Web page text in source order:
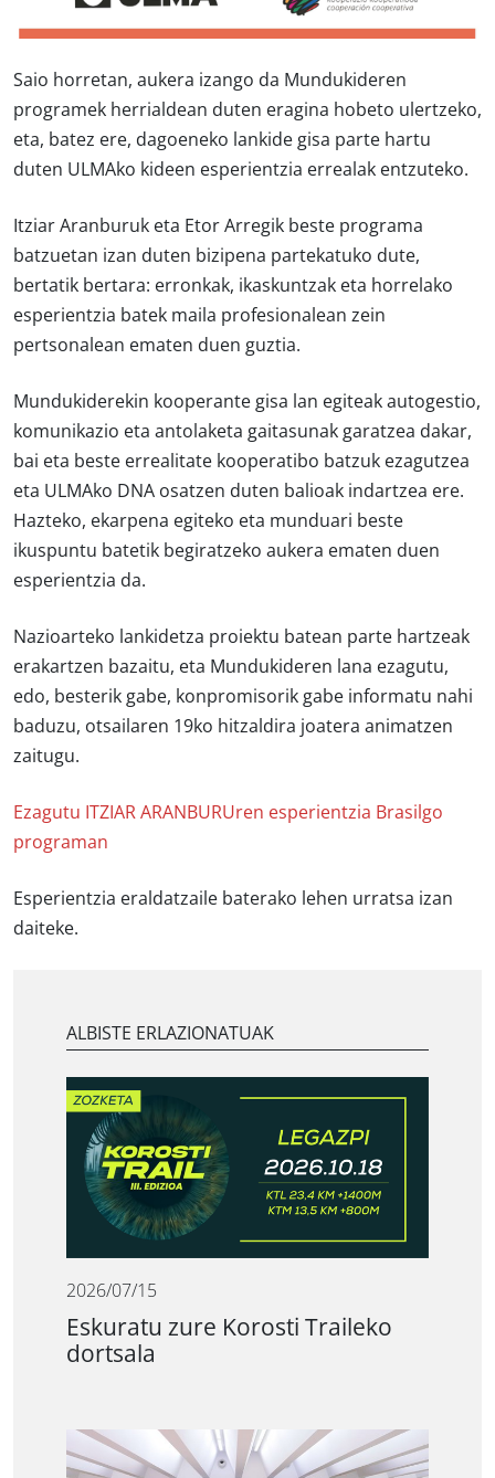
Saio horretan, aukera izango da Mundukideren
programek herrialdean duten eragina hobeto ulertzeko,
eta, batez ere, dagoeneko lankide gisa parte hartu
duten ULMAko kideen esperientzia errealak entzuteko.
Itziar Aranburuk eta Etor Arregik beste programa
batzuetan izan duten bizipena partekatuko dute,
bertatik bertara: erronkak, ikaskuntzak eta horrelako
esperientzia batek maila profesionalean zein
pertsonalean ematen duen guztia.
Mundukiderekin kooperante gisa lan egiteak autogestio,
komunikazio eta antolaketa gaitasunak garatzea dakar,
bai eta beste errealitate kooperatibo batzuk ezagutzea
eta ULMAko DNA osatzen duten balioak indartzea ere.
Hazteko, ekarpena egiteko eta munduari beste
ikuspuntu batetik begiratzeko aukera ematen duen
esperientzia da.
Nazioarteko lankidetza proiektu batean parte hartzeak
erakartzen bazaitu, eta Mundukideren lana ezagutu,
edo, besterik gabe, konpromisorik gabe informatu nahi
baduzu, otsailaren 19ko hitzaldira joatera animatzen
zaitugu.
Ezagutu ITZIAR ARANBURUren esperientzia Brasilgo
programan
Esperientzia eraldatzaile baterako lehen urratsa izan
daiteke.
ALBISTE ERLAZIONATUAK
2026/07/15
Eskuratu zure Korosti Traileko
dortsala